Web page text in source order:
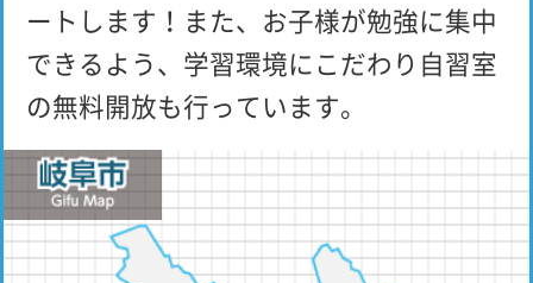
ートします！また、お子様が勉強に集中
できるよう、学習環境にこだわり自習室
の無料開放も行っています。